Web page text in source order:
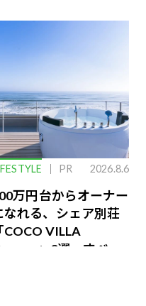
PR 2026.8.6
万円台からオーナー
なれる、シェア別荘
COCO VILLA
」3選。すべて